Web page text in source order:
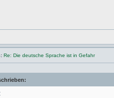
Re: Die deutsche Sprache ist in Gefahr